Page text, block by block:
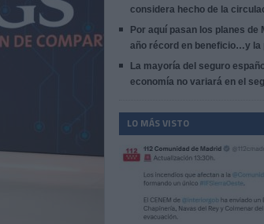
considera hecho de la
Por aquí pasan los planes de
año récord en beneficio…y la
La mayoría del seguro
economía no variará en el
LO MÁS VISTO